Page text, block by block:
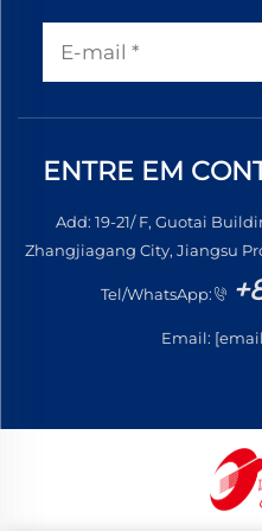
ENTRE EM
Add: 19-21/ F, Guotai
Zhangjiagang City, Jiangsu
Tel/WhatsApp:
Email: